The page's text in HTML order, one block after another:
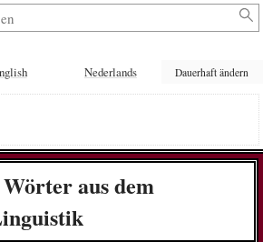
Nederlands Dauerhaft ändern
aus dem